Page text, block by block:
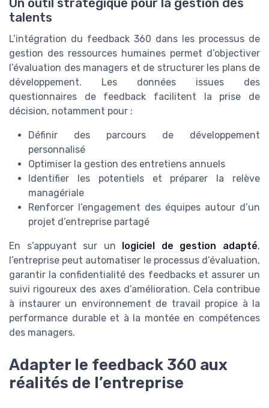
talents
L’intégration du feedback 360 dans les processus de
gestion des ressources humaines permet d’objectiver
l’évaluation des managers et de structurer les plans de
développement. Les données issues des
questionnaires de feedback facilitent la prise de
décision, notamment pour :
Définir des parcours de développement
personnalisé
Optimiser la gestion des entretiens annuels
Identifier les potentiels et préparer la relève
managériale
Renforcer l’engagement des équipes autour d’un
projet d’entreprise partagé
En s’appuyant sur un logiciel de gestion adapté,
l’entreprise peut automatiser le processus d’évaluation,
garantir la confidentialité des feedbacks et assurer un
suivi rigoureux des axes d’amélioration. Cela contribue
à instaurer un environnement de travail propice à la
performance durable et à la montée en compétences
des managers.
Adapter le feedback 360 aux
réalités de l’entreprise